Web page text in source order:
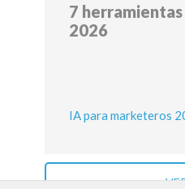
7
2026
IA para marketeros